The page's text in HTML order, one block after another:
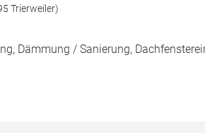
Trierweiler)
Dämmung / Sanierung,